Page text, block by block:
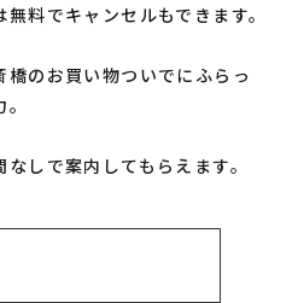
料でキャンセルもできます。
のお買い物ついでにふらっ
しで案内してもらえます。